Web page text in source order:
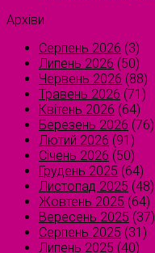
Архіви
Серпень 2026 (3)
Липень 2026 (50)
Червень 2026 (88)
Травень 2026 (71)
Квітень 2026 (64)
Березень 2026 (76)
Лютий 2026 (91)
Січень 2026 (50)
Грудень 2025 (64)
Листопад 2025 (48)
Жовтень 2025 (64)
Вересень 2025 (37)
Серпень 2025 (31)
Липень 2025 (40)